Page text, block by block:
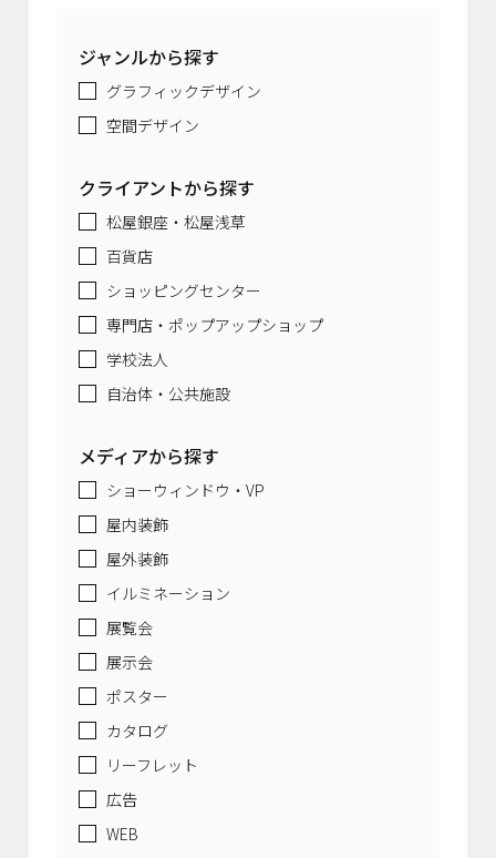
ジャンルから探す
グラフィックデザイン
空間デザイン
クライアントから探す
松屋銀座・松屋浅草
百貨店
ショッピングセンター
専門店・ポップアップショップ
学校法人
自治体・公共施設
メディアから探す
ショーウィンドウ・VP
屋内装飾
屋外装飾
イルミネーション
展覧会
展示会
ポスター
カタログ
リーフレット
広告
WEB